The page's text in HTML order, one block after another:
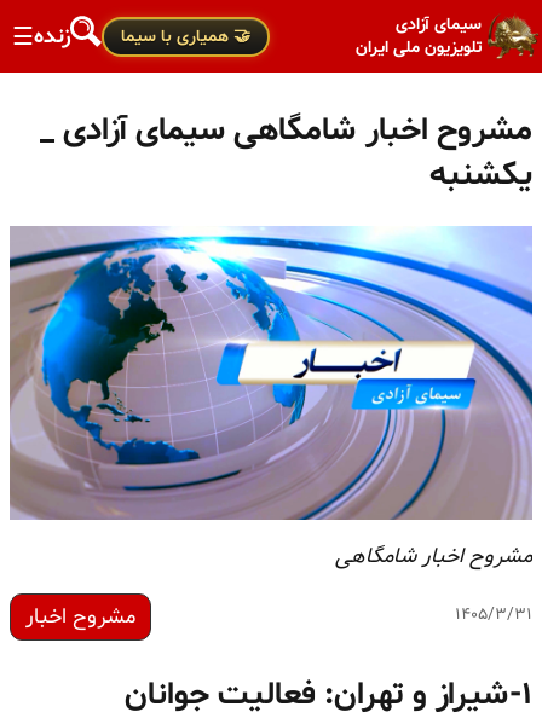
سیمای آزادی
تلویزیون ملی ایران
🤝 همیاری با سیما زنده☰
مشروح اخبار شامگاهی سیمای آزادی _
یکشنبه
مشروح اخبار شامگاهی
۱۴۰۵/۳/۳۱ مشروح اخبار
۱-شیراز و تهران: فعالیت جوانان